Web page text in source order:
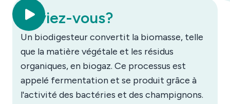
Saviez-vous?
Un biodigesteur convertit la biomasse, telle
que la matière végétale et les résidus
organiques, en biogaz. Ce processus est
appelé fermentation et se produit grâce à
l'activité des bactéries et des champignons.